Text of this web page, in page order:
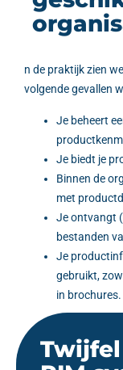
n de praktijk zien
volgende gevallen
Je beheert
Je biedt je
Binnen de
met
Je ontvangt
bestanden
Je
gebruikt,
in brochures.